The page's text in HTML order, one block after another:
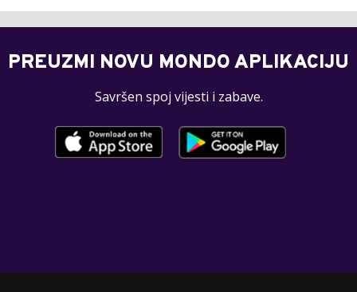
PREUZMI NOVU MONDO APLIKACIJU
Savršen spoj vijesti i zabave.